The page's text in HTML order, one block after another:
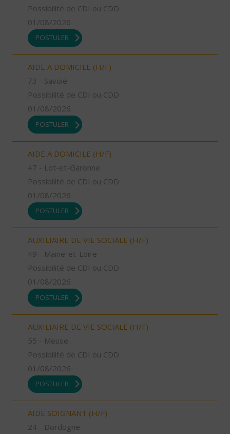
Possibilité de CDI ou CDD
01/08/2026
POSTULER
AIDE A DOMICILE (H/F)
73 - Savoie
Possibilité de CDI ou CDD
01/08/2026
POSTULER
AIDE A DOMICILE (H/F)
47 - Lot-et-Garonne
Possibilité de CDI ou CDD
01/08/2026
POSTULER
AUXILIAIRE DE VIE SOCIALE (H/F)
49 - Maine-et-Loire
Possibilité de CDI ou CDD
01/08/2026
POSTULER
AUXILIAIRE DE VIE SOCIALE (H/F)
55 - Meuse
Possibilité de CDI ou CDD
01/08/2026
POSTULER
AIDE SOIGNANT (H/F)
24 - Dordogne